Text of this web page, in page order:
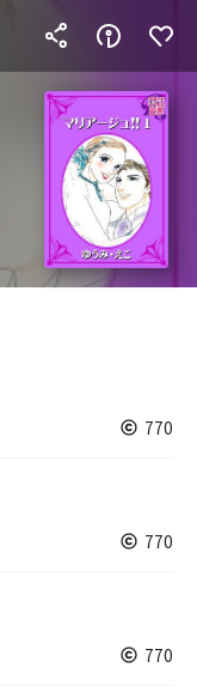
770
770
770